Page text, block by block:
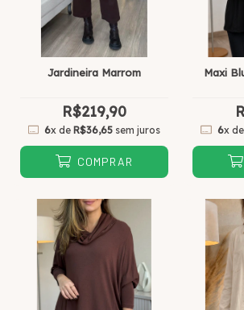
Jardineira Marrom
R$219,90
6x deR$36,65 sem juros
COMPRAR
Maxi
6x de